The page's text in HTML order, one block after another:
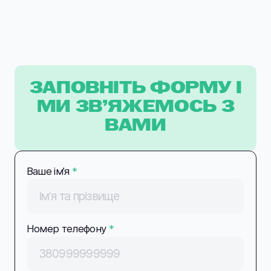
ЗАПОВНІТЬ ФОРМУ І
МИ ЗВ’ЯЖЕМОСЬ З
ВАМИ
Ваше імʼя *
Номер телефону*